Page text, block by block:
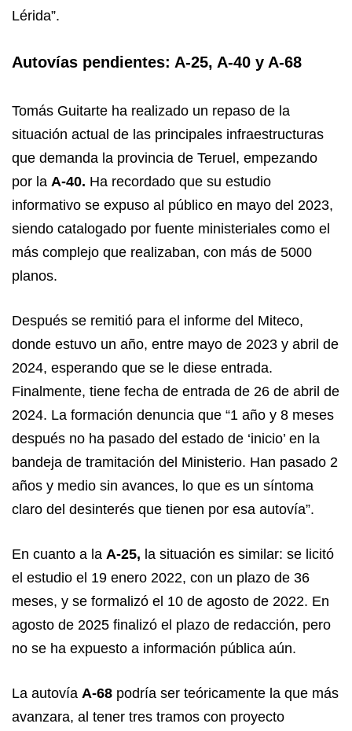
Lérida”.
Autovías pendientes: A-25, A-40 y A-68
Tomás Guitarte ha realizado un repaso de la
situación actual de las principales infraestructuras
que demanda la provincia de Teruel, empezando
por la A-40. Ha recordado que su estudio
informativo se expuso al público en mayo del 2023,
siendo catalogado por fuente ministeriales como el
más complejo que realizaban, con más de 5000
planos.
Después se remitió para el informe del Miteco,
donde estuvo un año, entre mayo de 2023 y abril de
2024, esperando que se le diese entrada.
Finalmente, tiene fecha de entrada de 26 de abril de
2024. La formación denuncia que “1 año y 8 meses
después no ha pasado del estado de ‘inicio’ en la
bandeja de tramitación del Ministerio. Han pasado 2
años y medio sin avances, lo que es un síntoma
claro del desinterés que tienen por esa autovía”.
En cuanto a la A-25, la situación es similar: se licitó
el estudio el 19 enero 2022, con un plazo de 36
meses, y se formalizó el 10 de agosto de 2022. En
agosto de 2025 finalizó el plazo de redacción, pero
no se ha expuesto a información pública aún.
La autovía A-68 podría ser teóricamente la que más
avanzara, al tener tres tramos con proyecto